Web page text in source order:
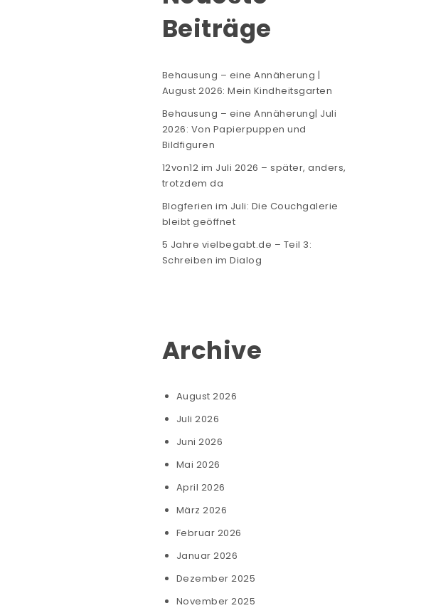
Beiträge
Behausung – eine Annäherung |
August 2026: Mein Kindheitsgarten
Behausung – eine Annäherung| Juli
2026: Von Papierpuppen und
Bildfiguren
12von12 im Juli 2026 – später, anders,
trotzdem da
Blogferien im Juli: Die Couchgalerie
bleibt geöffnet
5 Jahre vielbegabt.de – Teil 3:
Schreiben im Dialog
Archive
August 2026
Juli 2026
Juni 2026
Mai 2026
April 2026
März 2026
Februar 2026
Januar 2026
Dezember 2025
November 2025